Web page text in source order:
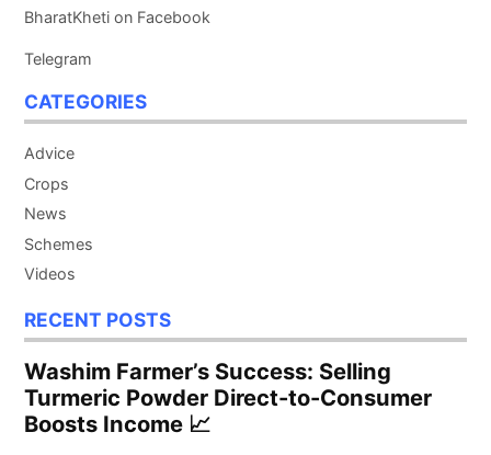
BharatKheti on Facebook
Telegram
CATEGORIES
Advice
Crops
News
Schemes
Videos
RECENT POSTS
Washim Farmer’s Success: Selling
Turmeric Powder Direct-to-Consumer
Boosts Income 📈